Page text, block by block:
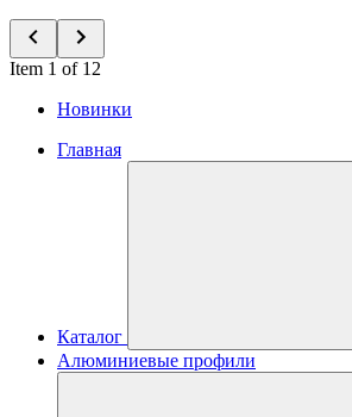
Item 1 of 12
Новинки
Главная
Каталог
Алюминиевые профили